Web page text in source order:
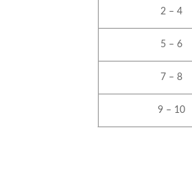
2 – 4
5 – 6
7 – 8
9 – 10